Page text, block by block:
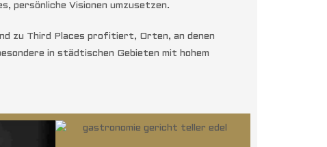
persönliche Visionen umzusetzen.
zu Third Places profitiert, Orten, an denen
in städtischen Gebieten mit hohem